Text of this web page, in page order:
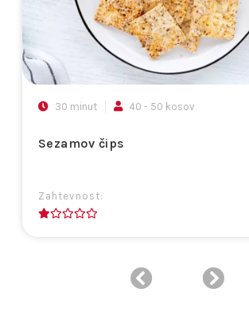
Sezamov čips
Zahtevnost:
30 minut 40 - 50 kosov